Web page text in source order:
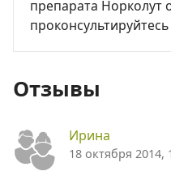
препарата Норколут
Отзывы
Ирина
18 октября 2014,